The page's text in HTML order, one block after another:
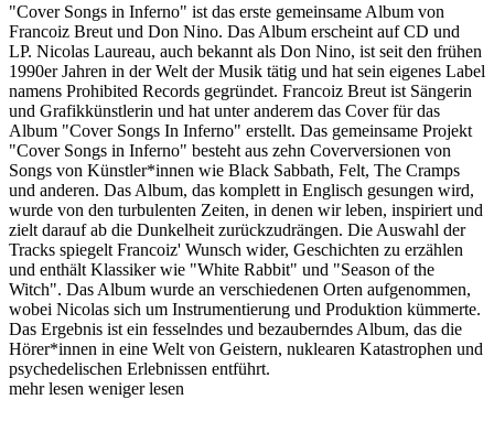
"Cover Songs in Inferno" ist das erste gemeinsame Album von
Francoiz Breut und Don Nino. Das Album erscheint auf CD und
LP. Nicolas Laureau, auch bekannt als Don Nino, ist seit den frühen
1990er Jahren in der Welt der Musik tätig und hat sein eigenes Label
namens Prohibited Records gegründet. Francoiz Breut ist Sängerin
und Grafikkünstlerin und hat unter anderem das Cover für das
Album "Cover Songs In Inferno" erstellt. Das gemeinsame Projekt
"Cover Songs in Inferno" besteht aus zehn Coverversionen von
Songs von Künstler*innen wie Black Sabbath, Felt, The Cramps
und anderen. Das Album, das komplett in Englisch gesungen wird,
wurde von den turbulenten Zeiten, in denen wir leben, inspiriert und
zielt darauf ab die Dunkelheit zurückzudrängen. Die Auswahl der
Tracks spiegelt Francoiz' Wunsch wider, Geschichten zu erzählen
und enthält Klassiker wie "White Rabbit" und "Season of the
Witch". Das Album wurde an verschiedenen Orten aufgenommen,
wobei Nicolas sich um Instrumentierung und Produktion kümmerte.
Das Ergebnis ist ein fesselndes und bezauberndes Album, das die
Hörer*innen in eine Welt von Geistern, nuklearen Katastrophen und
psychedelischen Erlebnissen entführt.
mehr lesen weniger lesen